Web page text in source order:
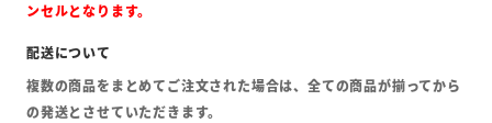
ンセルとなります。
複数の商品をまとめてご注文された場合は、全ての商品が揃ってから
の発送とさせていただきます。